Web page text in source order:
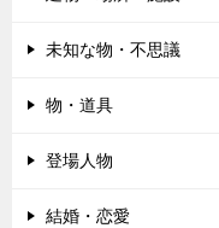
未知な物・不思議
物・道具
登場人物
結婚・恋愛